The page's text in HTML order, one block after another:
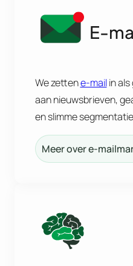
E-
We zettene-mailin als
aan nieuwsbrieven,
en slimme
Meer over e-